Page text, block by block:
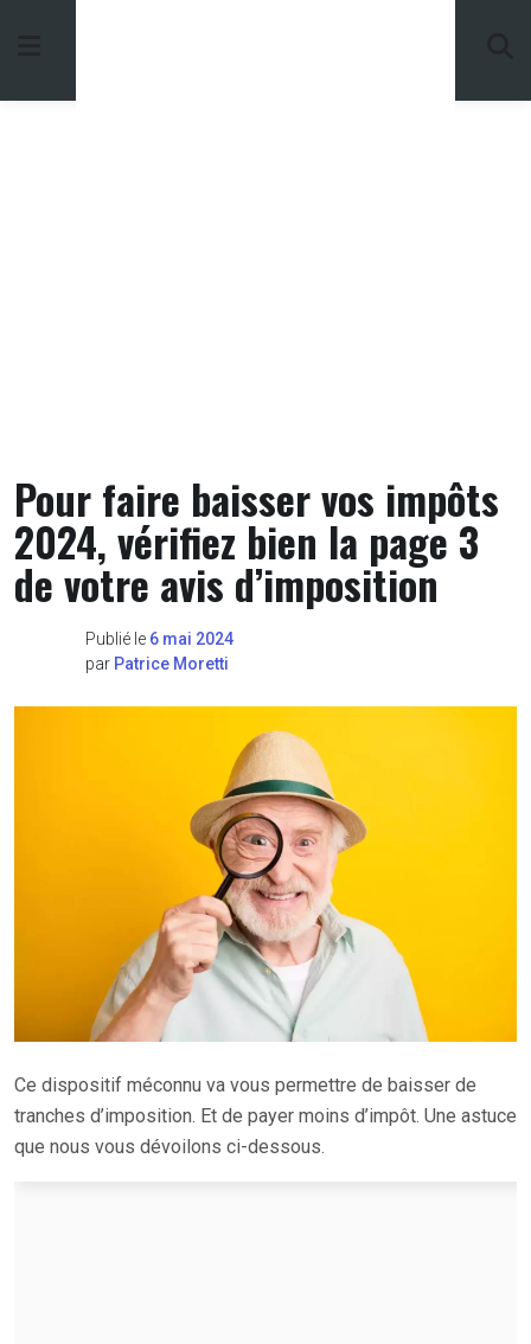
Pour faire baisser vos impôts
2024, vérifiez bien la page 3
de votre avis d’imposition
Publié le 6 mai 2024
par Patrice Moretti
Ce dispositif méconnu va vous permettre de baisser de
tranches d’imposition. Et de payer moins d’impôt. Une astuce
que nous vous dévoilons ci-dessous.